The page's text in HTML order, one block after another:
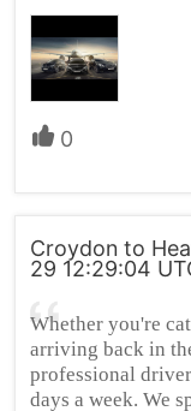
0
Croydon to
29 12:29:04
Whether you're
arriving back in
professional
days a week. We